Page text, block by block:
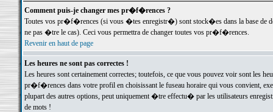
Comment puis-je changer mes pr�f�rences ?
Toutes vos pr�f�rences (si vous �tes enregistr�) sont stock�es dans la base de
ne pas �tre le cas). Ceci vous permettra de changer toutes vos pr�f�rences.
Revenir en haut de page
Les heures ne sont pas correctes !
Les heures sont certainement correctes; toutefois, ce que vous pouvez voir sont
pr�f�rences dans votre profil en choisissant le fuseau horaire qui vous convient,
plupart des autres options, peut uniquement �tre effectu� par les utilisateurs
de mots !